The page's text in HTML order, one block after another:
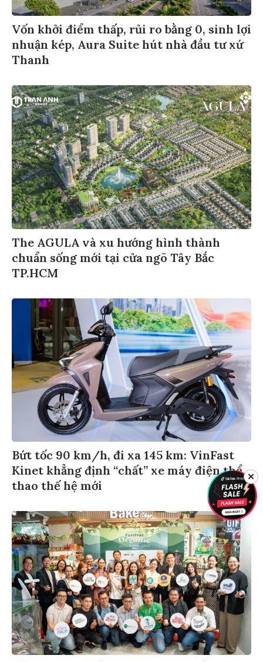
Vốn khởi điểm thấp, rủi ro bằng 0, sinh lợi
nhuận kép, Aura Suite hút nhà đầu tư xứ
Thanh
The AGULA và xu hướng hình thành
chuẩn sống mới tại cửa ngõ Tây Bắc
TP.HCM
Bứt tốc 90 km/h, đi xa 145 km: VinFast
Kinet khẳng định “chất” xe máy điện thể
thao thế hệ mới
✕